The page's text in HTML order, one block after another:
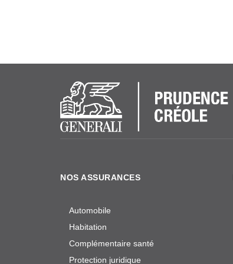
NOS ASSURANCES
Automobile
Habitation
Complémentaire santé
Protection juridique